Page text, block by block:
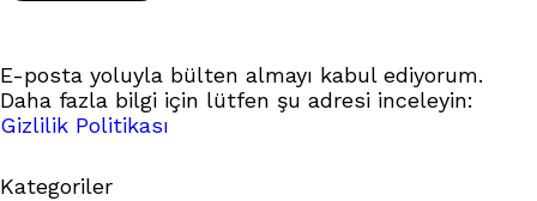
E-posta yoluyla bülten almayı kabul ediyorum.
Daha fazla bilgi için lütfen şu adresi inceleyin:
Gizlilik Politikası
Kategoriler